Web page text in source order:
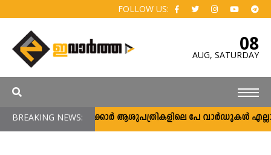
FOLLOW US:
08
AUG, SATURDAY
BREAKING NEWS:സർക്കാർ ആശുപത്രികളിലെ പേ വാർഡുകൾ